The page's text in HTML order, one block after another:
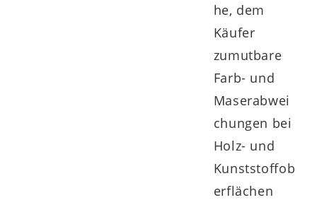
Schrankvarianten in acht Breiten und zwei
Schwebetüren oder Drehtüren. Ergänzen
Sie das Modell 801 bei Bedarf mit einer
für
stimmungsvolle Lichtakzente. Auch
Bettgestelle, Nachtkonsolen und
der Serie sind optisch
wie funktional perfekt abgestimmt.
he, dem
Käufer
zumutbare
Farb- und
Maserabwei
chungen bei
Holz- und
Kunststoffob
erflächen